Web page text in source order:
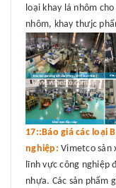
loại khay lá nhôm
nhôm, khay thưjc
17::Báo giá các loại
nghiệp: Vimetco sản
lĩnh vực công nghiệp
nhựa. Các sản phẩm